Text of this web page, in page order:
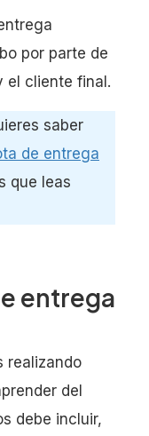
por parte de
el cliente final.
saber
de entrega
que leas
entrega
realizando
del
debe incluir,